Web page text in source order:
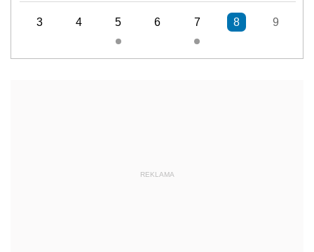
3 4 5 6 7 8 9
REKLAMA